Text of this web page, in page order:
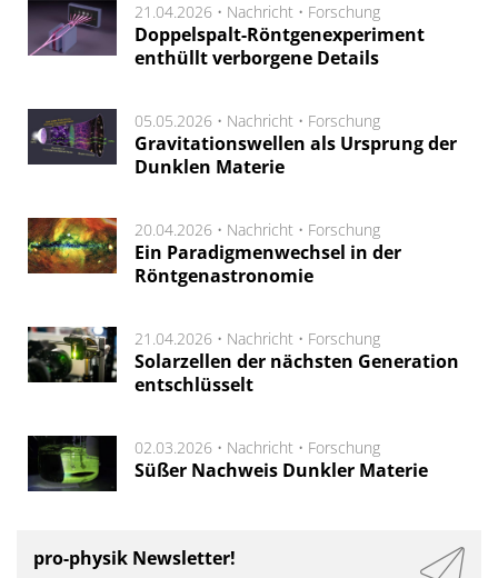
21.04.2026 • Nachricht • Forschung
Doppelspalt-Röntgenexperiment
enthüllt verborgene Details
05.05.2026 • Nachricht • Forschung
Gravitationswellen als Ursprung der
Dunklen Materie
20.04.2026 • Nachricht • Forschung
Ein Paradigmenwechsel in der
Röntgenastronomie
21.04.2026 • Nachricht • Forschung
Solarzellen der nächsten Generation
entschlüsselt
02.03.2026 • Nachricht • Forschung
Süßer Nachweis Dunkler Materie
pro-physik Newsletter!